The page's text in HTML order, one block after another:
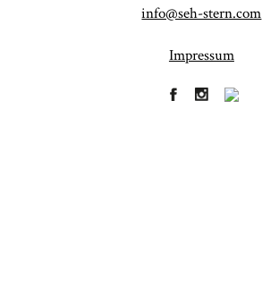
info@seh-stern.com
Impressum